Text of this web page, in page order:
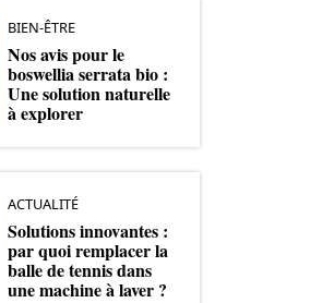
BIEN-ÊTRE
Nos avis pour le
boswellia serrata bio :
Une solution naturelle
à explorer
ACTUALITÉ
Solutions innovantes :
par quoi remplacer la
balle de tennis dans
une machine à laver ?